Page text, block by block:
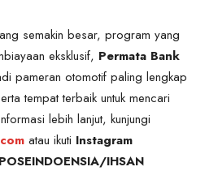
semakin besar, program yang
eksklusif, Permata Bank
pameran otomotif paling lengkap
tempat terbaik untuk mencari
lebih lanjut, kunjungi
atau ikuti Instagram
IHSAN